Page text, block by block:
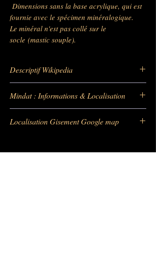
Dimensions sans la base acrylique, qui est
fournie avec le spécimen minéralogique.
Le minéral n'est pas collé sur le
socle (mastic souple).
Descriptif Wikipedia
https://fr.wikipedia.org/wiki/Calcite
Mindat : Informations & Localisation
https://www.mindat.org/loc-56889.htmll
Localisation Gisement Google map
V6